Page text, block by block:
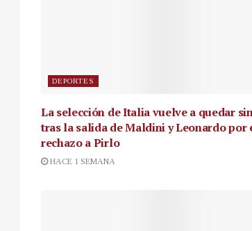
DEPORTES
La selección de Italia vuelve a quedar
tras la salida de Maldini y Leonardo por
rechazo a Pirlo
HACE 1 SEMANA